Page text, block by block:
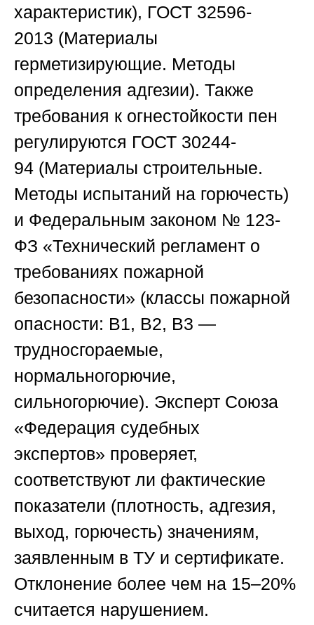
характеристик), ГОСТ 32596-
2013 (Материалы
герметизирующие. Методы
определения адгезии). Также
требования к огнестойкости пен
регулируются ГОСТ 30244-
94 (Материалы строительные.
Методы испытаний на горючесть)
и Федеральным законом № 123-
ФЗ «Технический регламент о
требованиях пожарной
безопасности» (классы пожарной
опасности: В1, В2, В3 —
трудносгораемые,
нормальногорючие,
сильногорючие). Эксперт Союза
«Федерация судебных
экспертов» проверяет,
соответствуют ли фактические
показатели (плотность, адгезия,
выход, горючесть) значениям,
заявленным в ТУ и сертификате.
Отклонение более чем на 15–20%
считается нарушением.